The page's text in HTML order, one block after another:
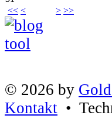
<< < > >>
© 2026 by
Kontakt •